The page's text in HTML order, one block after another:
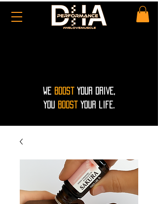
WE Boost
your drive,
you
boost your life.